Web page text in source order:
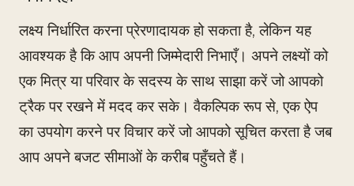
लक्ष्य निर्धारित करना प्रेरणादायक हो सकता है, लेकिन यह
आवश्यक है कि आप अपनी जिम्मेदारी निभाएँ। अपने लक्ष्यों को
एक मित्र या परिवार के सदस्य के साथ साझा करें जो आपको
ट्रैक पर रखने में मदद कर सके। वैकल्पिक रूप से, एक ऐप
का उपयोग करने पर विचार करें जो आपको सूचित करता है जब
आप अपने बजट सीमाओं के करीब पहुँचते हैं।